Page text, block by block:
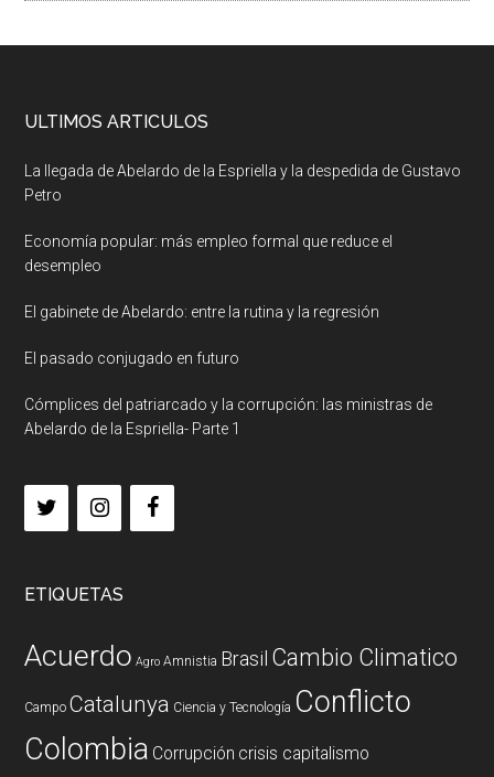
ULTIMOS ARTICULOS
La llegada de Abelardo de la Espriella y la despedida de Gustavo
Petro
Economía popular: más empleo formal que reduce el
desempleo
El gabinete de Abelardo: entre la rutina y la regresión
El pasado conjugado en futuro
Cómplices del patriarcado y la corrupción: las ministras de
Abelardo de la Espriella- Parte 1
ETIQUETAS
Acuerdo Agro Amnistia Brasil Cambio Climatico
Campo Catalunya Ciencia y Tecnología Conflicto
Colombia Corrupción crisis capitalismo